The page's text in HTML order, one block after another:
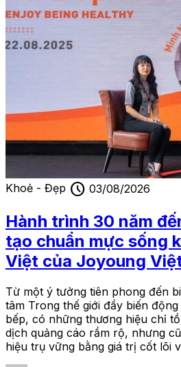
Khoẻ - Đẹp schedule 03/08/2026
Hành trình 30 năm
tạo chuẩn mực sống
Việt của Joyoung
Từ một ý tưởng tiên phong đến
tâm Trong thế giới đầy biến
bếp, có những thương hiệu chỉ
dịch quảng cáo rầm rộ, nhưng
hiệu trụ vững bằng giá trị cốt lõi